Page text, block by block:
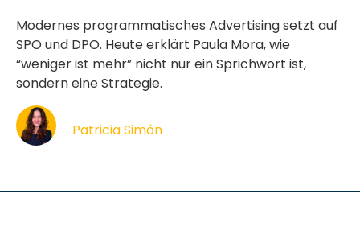
Modernes programmatisches Advertising setzt auf
SPO und DPO. Heute erklärt Paula Mora, wie
“weniger ist mehr” nicht nur ein Sprichwort ist,
sondern eine Strategie.
Patricia Simón